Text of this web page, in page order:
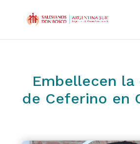
Embellecen
de Ceferino en